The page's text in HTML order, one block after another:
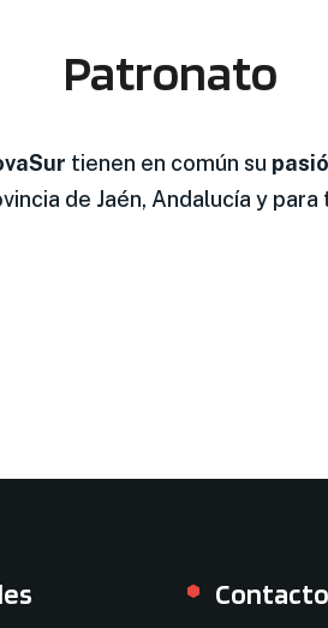
Patronato
tienen en común su
de Jaén, Andalucía y
Contacto